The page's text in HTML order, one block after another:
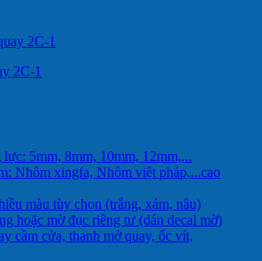
2C-1
5mm, 8mm, 10mm, 12mm,...
Nhôm xingfa, Nhôm việt pháp,...cao
màu tùy chọn (trắng, xám, nâu)
hoặc mờ đục riêng tư (dán decal mờ)
cầm cửa, thanh mở quay, ốc vít,